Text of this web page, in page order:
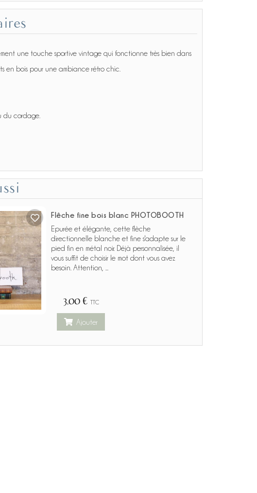
une touche sportive vintage qui fonctionne très bien dans
en bois pour une ambiance rétro chic.
du cordage.
Flêche fine bois blanc PHOTOBOOTH
Epurée et élégante, cette flèche
directionnelle blanche et fine s'adapte sur le
pied fin en métal noir. Déjà personnalisée, il
vous suffit de choisir le mot dont vous avez
besoin. Attention, ...
3,00 € TTC
Ajouter